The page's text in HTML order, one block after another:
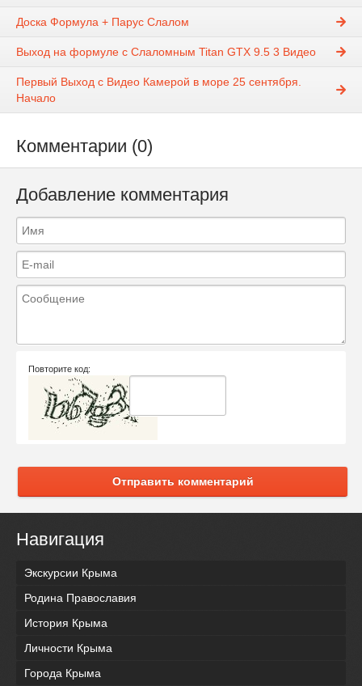
Доска Формула + Парус Слалом
Выход на формуле с Слаломным Titan GTX 9.5 3 Видео
Первый Выход с Видео Камерой в море 25 сентября.
Начало
Комментарии (0)
Добавление комментария
Повторите код:
Отправить комментарий
Навигация
Экскурсии Крыма
Родина Православия
История Крыма
Личности Крыма
Города Крыма